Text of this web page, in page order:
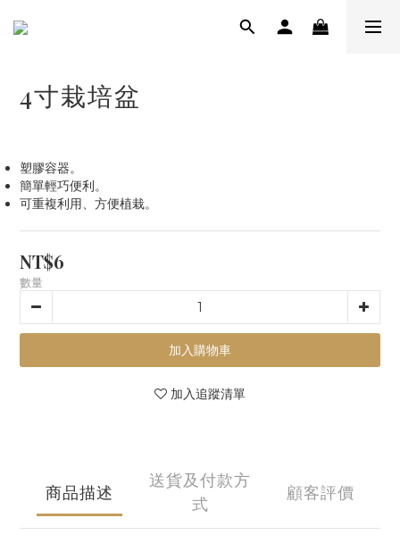
4寸栽培盆
塑膠容器。
簡單輕巧便利。
可重複利用、方便植栽。
NT$6
數量
加入購物車
加入追蹤清單
商品描述
送貨及付款方
式
顧客評價